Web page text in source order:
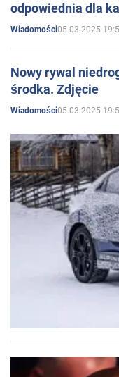
odpowiednia dla
Wiadomości05.03.2025
Nowy rywal
środka. Zdjęcie
Wiadomości05.03.2025